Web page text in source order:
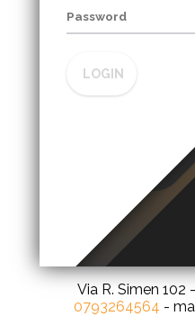
LOGIN
Via R. Simen 102
0793264564 -